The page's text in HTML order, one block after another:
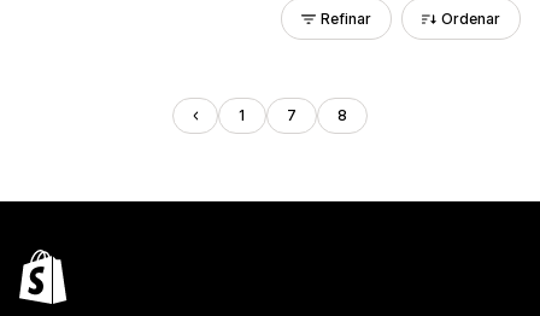
Refinar Ordenar
1 7 8